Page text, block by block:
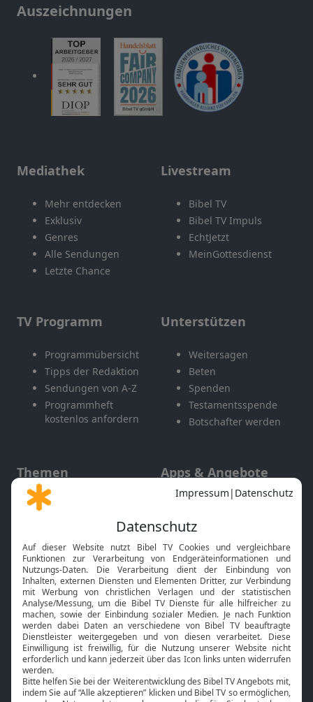
Auszeichnungen
Mediathek
Mehr entdecken
Exklusiv
Genres
Alle Sendungen
Letzte Chance
Livestream
Bibel TV
Bibel TV Impuls
EchtJetzt
MeinGottesdienst
TV Programm
Programmübersicht
Tipps der Redaktion
Sendungen von A-Z
Programmheft
kostenlos anfordern
Unterstützen
Weitersagen
Beten
Spenden
Testamentsspende
Botschafter werden
Themen
Gott und Bibel erklärt
Neuigkeiten
Apps & Angebote
Mobile App
Smart TV
HbbTV
Bibelthek Online-Bibel
Nächster Gottesdienst
Bibel TV
Über uns
Service
Kontakt